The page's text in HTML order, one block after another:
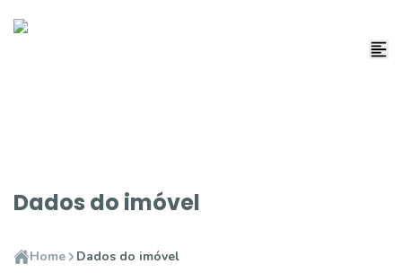
Dados do imóvel
Home Dados do imóvel